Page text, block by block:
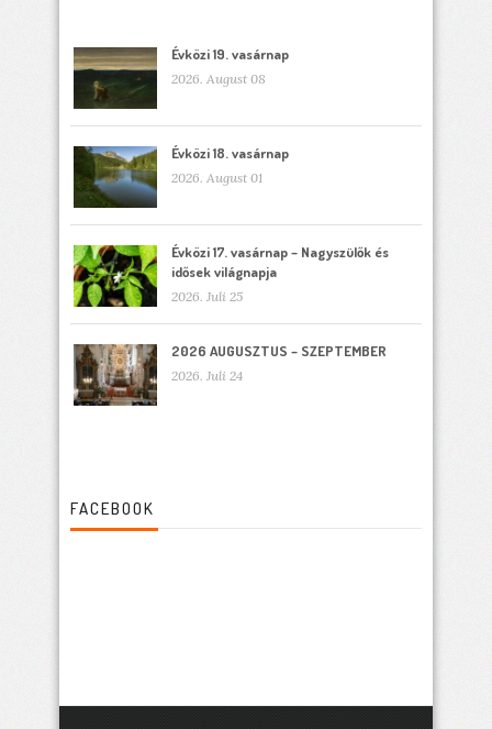
Évközi 19. vasárnap
2026. August 08
Évközi 18. vasárnap
2026. August 01
Évközi 17. vasárnap – Nagyszülők és
idősek világnapja
2026. Juli 25
2026 AUGUSZTUS – SZEPTEMBER
2026. Juli 24
FACEBOOK